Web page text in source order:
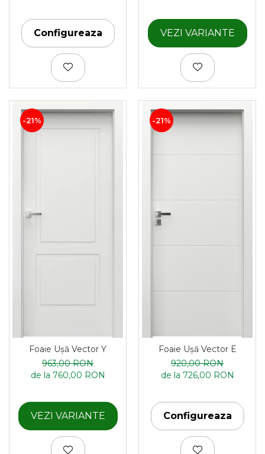
Configureaza VEZI VARIANTE
-21%
Foaie Ușă Vector Y
963,00 RON
de la 760,00 RON
VEZI VARIANTE
-21%
Foaie Ușă Vector E
920,00 RON
de la 726,00 RON
Configureaza